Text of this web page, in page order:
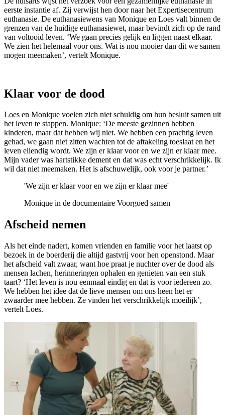
eerste instantie af. Zij verwijst hen door naar het Expertisecentrum
euthanasie. De euthanasiewens van Monique en Loes valt binnen de
grenzen van de huidige euthanasiewet, maar bevindt zich op de rand
van voltooid leven. ‘We gaan precies gelijk en liggen naast elkaar.
We zien het helemaal voor ons. Wat is nou mooier dan dit we samen
mogen meemaken’, vertelt Monique.
Klaar voor de dood
Loes en Monique voelen zich niet schuldig om hun besluit samen uit
het leven te stappen. Monique: ‘De meeste gezinnen hebben
kinderen, maar dat hebben wij niet. We hebben een prachtig leven
gehad, we gaan niet zitten wachten tot de aftakeling toeslaat en het
leven ellendig wordt. We zijn er klaar voor en we zijn er klaar mee.
Mijn vader was hartstikke dement en dat was echt verschrikkelijk. Ik
wil dat niet meemaken. Het is afschuwelijk, ook voor je partner.’
'We zijn er klaar voor en we zijn er klaar mee'
Monique in de documentaire Voorgoed samen
Afscheid nemen
Als het einde nadert, komen vrienden en familie voor het laatst op
bezoek in de boerderij die altijd gastvrij voor hen openstond. Maar
het afscheid valt zwaar, want hoe praat je nuchter over de dood als
mensen lachen, herinneringen ophalen en genieten van een stuk
taart? ‘Het leven is nou eenmaal eindig en dat is voor iedereen zo.
We hebben het idee dat de lieve mensen om ons heen het er
zwaarder mee hebben. Ze vinden het verschrikkelijk moeilijk’,
vertelt Loes.